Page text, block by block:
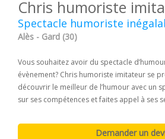
Chris humoriste
Spectacle humoriste
Alès - Gard (30)
Vous souhaitez avoir du spectacle
évènement? Chris humoriste imitateur se
découvrir le meilleur de l’humour avec un
sur ses compétences et faites appel à ses